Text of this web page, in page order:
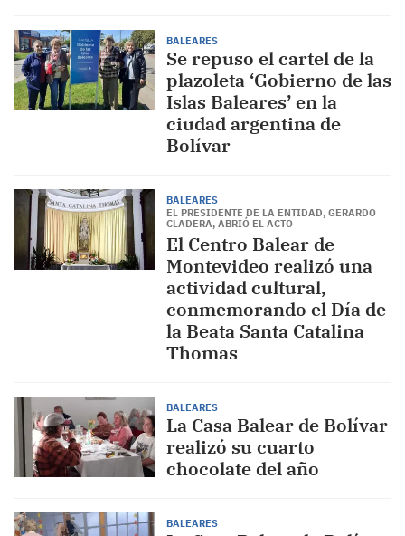
BALEARES
Se repuso el cartel de la
plazoleta ‘Gobierno de las
Islas Baleares’ en la
ciudad argentina de
Bolívar
BALEARES
EL PRESIDENTE DE LA ENTIDAD, GERARDO
CLADERA, ABRIÓ EL ACTO
El Centro Balear de
Montevideo realizó una
actividad cultural,
conmemorando el Día de
la Beata Santa Catalina
Thomas
BALEARES
La Casa Balear de Bolívar
realizó su cuarto
chocolate del año
BALEARES